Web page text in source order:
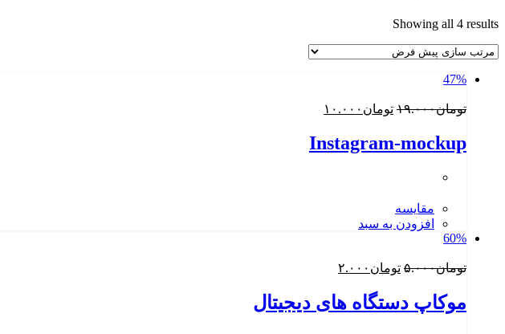
Showing all 4 results
47%
تومان۱۹.۰۰۰ قیمت
تومان۱۹.۰۰۰
بود.
تومان ۱۰.۰۰۰
تومان۱۰.۰۰۰.
Instagram-mockup
مقایسه
افزودن به سبد
60%
تومان۵.۰۰۰ قیمت
تومان۵.۰۰۰
بود.
تومان ۲.۰۰۰قیمت
تومان۲.۰۰۰.
موکاپ دستگاه های دیجیتال